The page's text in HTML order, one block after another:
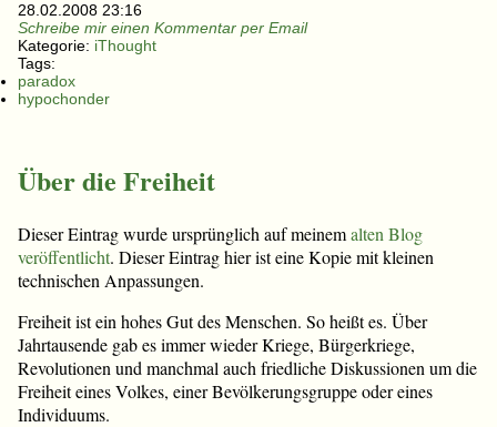
28.02.2008 23:16
Schreibe mir einen Kommentar per Email
Kategorie: iThought
Tags:
paradox
hypochonder
Über die Freiheit
Dieser Eintrag wurde ursprünglich auf meinemalten Blog
veröffentlicht. Dieser Eintrag hier ist eine Kopie mit kleinen
technischen Anpassungen.
Freiheit ist ein hohes Gut des Menschen. So heißt es. Über
Jahrtausende gab es immer wieder Kriege, Bürgerkriege,
Revolutionen und manchmal auch friedliche Diskussionen um die
Freiheit eines Volkes, einer Bevölkerungsgruppe oder eines
Individuums.